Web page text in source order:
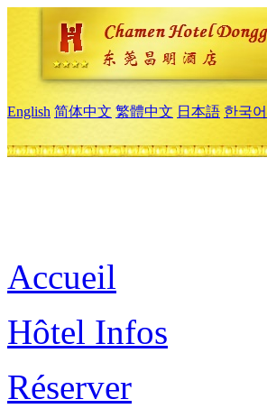
English 简体中文 繁體中文 日本語 한국어
Accueil
Hôtel Infos
Réserver